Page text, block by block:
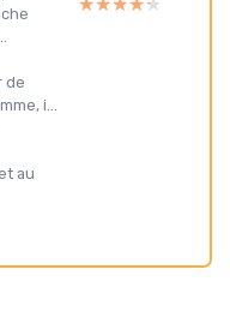
de
i...
au
★★★★★
★★★★★